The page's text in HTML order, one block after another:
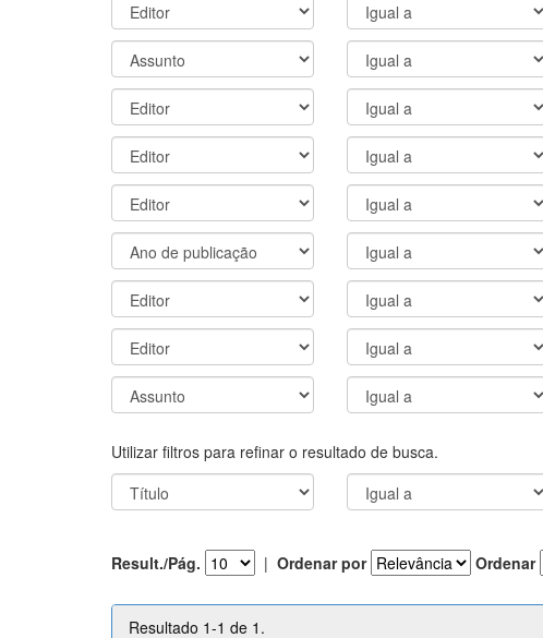
Utilizar filtros para refinar o resultado de busca.
Result./Pág. | Ordenar por Ordenar
Resultado 1-1 de 1.